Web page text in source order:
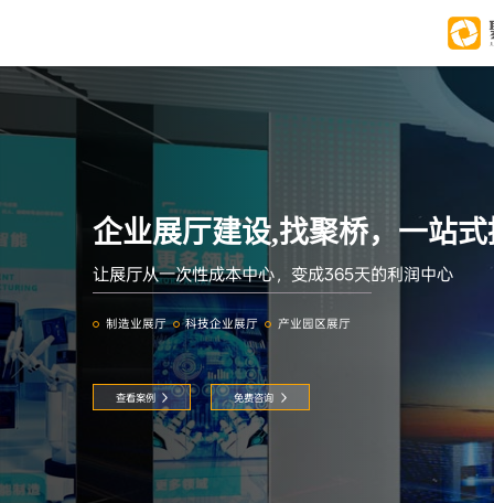
企业展厅建设,找聚桥，一站
让展厅从一次性成本中心，变成365天的利润中心
制造业展厅 科技企业展厅 产业园区展厅
查看案例 免费咨询